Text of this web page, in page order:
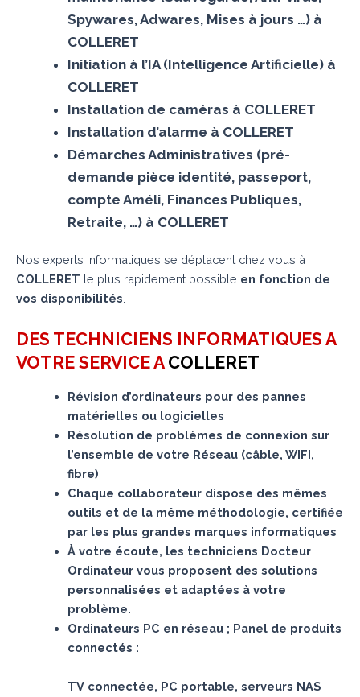
Spywares, Adwares, Mises à jours …) à
COLLERET
Initiation à l’IA (Intelligence Artificielle) à
COLLERET
Installation de caméras à COLLERET
Installation d’alarme à COLLERET
Démarches Administratives (pré-
demande pièce identité, passeport,
compte Améli, Finances Publiques,
Retraite, …) à COLLERET
Nos experts informatiques se déplacent chez vous à
COLLERET le plus rapidement possible en fonction de
vos disponibilités.
DES TECHNICIENS INFORMATIQUES A
VOTRE SERVICE A COLLERET
Révision d’ordinateurs pour des pannes
matérielles ou logicielles
Résolution de problèmes de connexion sur
l’ensemble de votre Réseau (câble, WIFI,
fibre)
Chaque collaborateur dispose des mêmes
outils et de la même méthodologie, certifiée
par les plus grandes marques informatiques
À votre écoute, les techniciens Docteur
Ordinateur vous proposent des solutions
personnalisées et adaptées à votre
problème.
Ordinateurs PC en réseau ; Panel de produits
connectés :
TV connectée, PC portable, serveurs NAS